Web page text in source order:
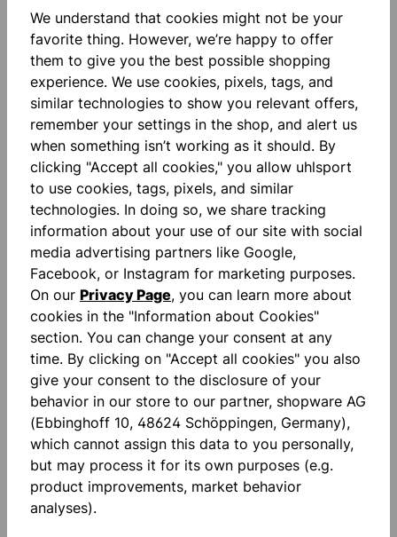
Geschenkgutschein-Guthaben können nicht bar
ausbezahlt, aufgeladen, gegen Wert übertragen,
mit offenen Forderungen verrechnet oder auf ein
anderes Kundenkonto transferiert werden. Ein
Weiterverkauf von Geschenkgutscheinen ist
ebenfalls nicht zulässig. Gutschein-Codes,
Geschenkgutscheine oder Bonuspunkte können
untereinander nicht kombiniert werden.
4. Haftung und
Verlustrisiko
Bei Schreibfehlern in der E-Mail-Adresse des
Gutscheinempfängers übernimmt
www.uhlsport.com keine Haftung. Ebenso
übernimmt www.uhlsport.com keine Haftung für
Verlust, Diebstahl, Missbrauch oder die verzögerte
Übermittlung (z.B. aufgrund technischer
Schwierigkeiten) von Geschenkgutscheinen.
5. Betrug
Im Falle eines Betrugs, dem Versuch einer
We understand that cookies might not be your
favorite thing. However, we’re happy to offer
them to give you the best possible shopping
experience. We use cookies, pixels, tags, and
similar technologies to show you relevant offers,
remember your settings in the shop, and alert us
when something isn’t working as it should. By
clicking "Accept all cookies," you allow uhlsport
to use cookies, tags, pixels, and similar
technologies. In doing so, we share tracking
information about your use of our site with social
media advertising partners like Google,
Facebook, or Instagram for marketing purposes.
On our Privacy Page, you can learn more about
cookies in the "Information about Cookies"
section. You can change your consent at any
time. By clicking on "Accept all cookies" you also
give your consent to the disclosure of your
behavior in our store to our partner, shopware AG
(Ebbinghoff 10, 48624 Schöppingen, Germany),
which cannot assign this data to you personally,
but may process it for its own purposes (e.g.
product improvements, market behavior
analyses).